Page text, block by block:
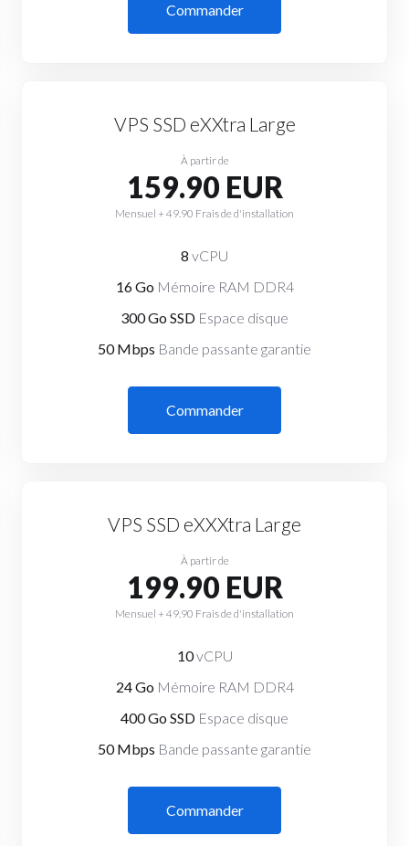
Commander
VPS SSD eXXtra Large
À partir de
159.90 EUR
Mensuel + 49.90 Frais de d'installation
8 vCPU
16 Go Mémoire RAM DDR4
300 Go SSD Espace disque
50 Mbps Bande passante garantie
Commander
VPS SSD eXXXtra Large
À partir de
199.90 EUR
Mensuel + 49.90 Frais de d'installation
10vCPU
24 Go Mémoire RAM DDR4
400 Go SSD Espace disque
50 Mbps Bande passante garantie
Commander